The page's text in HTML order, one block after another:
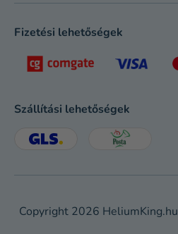
Fizetési lehetőségek
Szállítási lehetőségek
Copyright 2026 HeliumKing.hu